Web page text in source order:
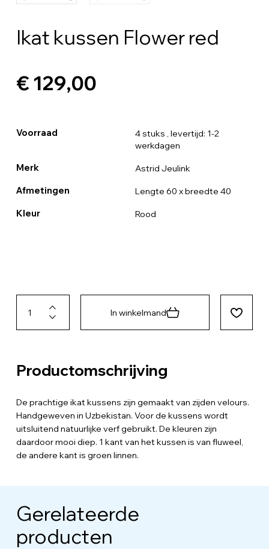
Ikat kussen Flower red
€ 129,00
Voorraad 4 stuks , levertijd: 1-2
werkdagen
Merk Astrid Jeulink
Afmetingen Lengte 60 x breedte 40
Kleur Rood
In winkelmand
Productomschrijving
De prachtige ikat kussens zijn gemaakt van zijden velours.
Handgeweven in Uzbekistan. Voor de kussens wordt
uitsluitend natuurlijke verf gebruikt. De kleuren zijn
daardoor mooi diep. 1 kant van het kussen is van fluweel,
de andere kant is groen linnen.
Gerelateerde
producten